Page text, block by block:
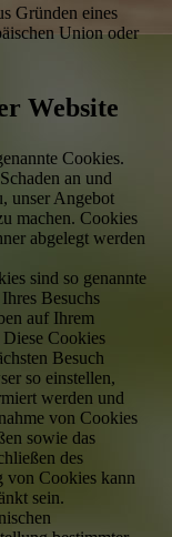
Gründen eines
Union oder
Website
Cookies.
an und
unser Angebot
machen. Cookies
abgelegt werden
sind so genannte
Besuchs
auf Ihrem
Diese Cookies
Besuch
so einstellen,
werden und
von Cookies
sowie das
des
von Cookies kann
sein.